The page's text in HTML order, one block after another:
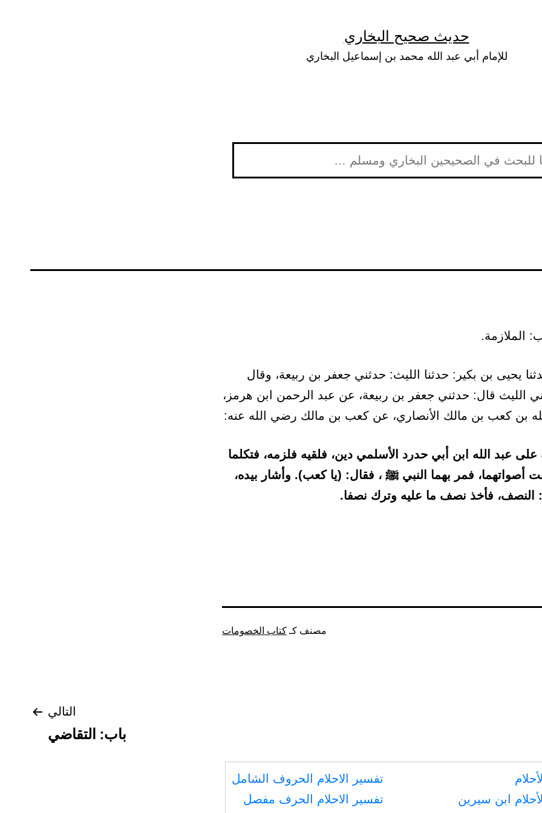
حديث صحيح البخاري
للإمام أبي عبد الله محمد بن إسماعيل البخاري
يحيى بن بكير: حدثنا الليث: حدثني جعفر بن ربيعة، وقال
الليث قال: حدثني جعفر بن ربيعة، عن عبد الرحمن ابن هرمز،
بن كعب بن مالك الأنصاري، عن كعب بن مالك رضي الله عنه:
على عبد الله ابن أبي حدرد الأسلمي دين، فلقيه فلزمه، فتكلما
أصواتهما، فمر بهما النبي ﷺ ، فقال: (يا كعب). وأشار بيده،
النصف، فأخذ نصف ما عليه وترك نصفا.
مصنف كـ كتاب الخصومات
التالي
باب: التقاضي
ابن سيرين
تفسير الاحلام الحروف الشامل
تفسير الاحلام الحرف مفصل